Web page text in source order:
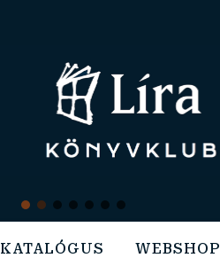
KATALÓGUS WEBSHOP